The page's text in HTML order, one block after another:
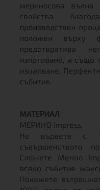
мериносова вълна
свойства
производствен
положен върху
предотвратява
изпотяване, а също
изцапване.
събитие.
МАТЕРИАЛ
МЕРИНО impress
Не вървете с
съвършенството
Сложете Merino
всяко събитие
Покажете